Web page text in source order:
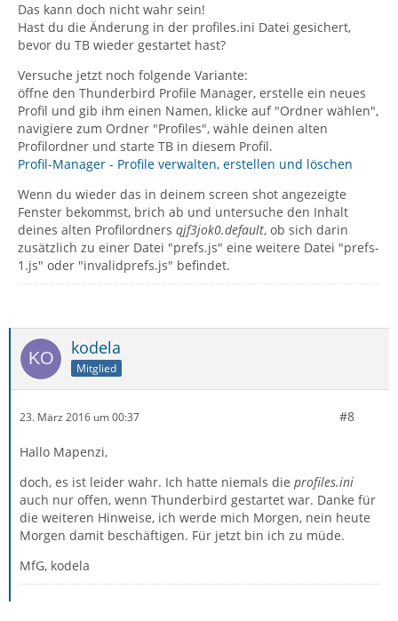
Das kann doch nicht wahr sein!
Hast du die Änderung in der profiles.ini Datei gesichert,
bevor du TB wieder gestartet hast?
Versuche jetzt noch folgende Variante:
öffne den Thunderbird Profile Manager, erstelle ein neues
Profil und gib ihm einen Namen, klicke auf "Ordner wählen",
navigiere zum Ordner "Profiles", wähle deinen alten
Profilordner und starte TB in diesem Profil.
Profil-Manager - Profile verwalten, erstellen und löschen
Wenn du wieder das in deinem screen shot angezeigte
Fenster bekommst, brich ab und untersuche den Inhalt
deines alten Profilordners qjf3jok0.default, ob sich darin
zusätzlich zu einer Datei "prefs.js" eine weitere Datei "prefs-
1.js" oder "invalidprefs.js" befindet.
kodela
Mitglied
23. März 2016 um 00:37 #8
Hallo Mapenzi,
doch, es ist leider wahr. Ich hatte niemals die profiles.ini
auch nur offen, wenn Thunderbird gestartet war. Danke für
die weiteren Hinweise, ich werde mich Morgen, nein heute
Morgen damit beschäftigen. Für jetzt bin ich zu müde.
MfG, kodela